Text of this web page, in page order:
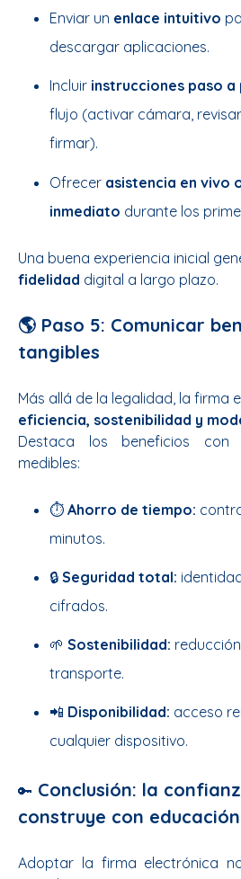
Enviar un enlace intuitivo
descargar aplicaciones.
Incluir instrucciones paso a
flujo (activar cámara,
firmar).
Ofrecer asistencia en vivo
inmediato durante los
Una buena experiencia inicial
fidelidad digital a largo plazo.
🌎 Paso 5: Comunicar
tangibles
Más allá de la legalidad, la firma
eficiencia, sostenibilidad y
Destaca los beneficios con
medibles:
⏱️Ahorro de tiempo:
minutos.
🔒Seguridad total:
cifrados.
🌱Sostenibilidad:
transporte.
📲 Disponibilidad: acceso
cualquier dispositivo.
🔑 Conclusión: la
construye con
Adoptar la firma electrónica